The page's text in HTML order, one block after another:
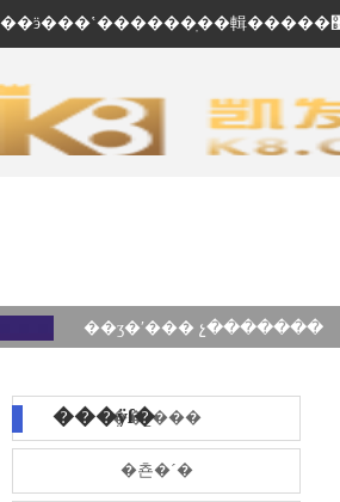
��ʒ�ʹ��� չ�������
���ÿſ���˾���
�쵼�´�